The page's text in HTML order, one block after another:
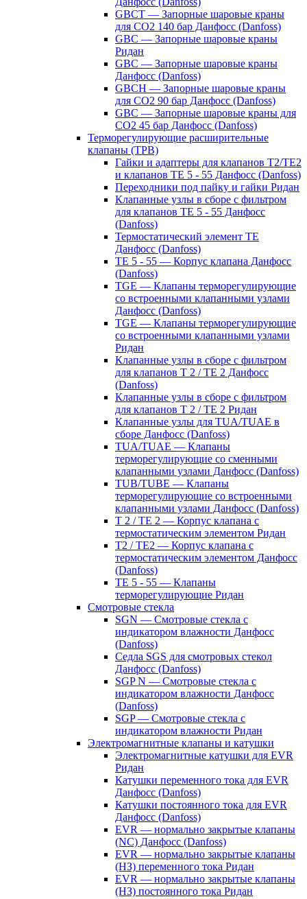
GBCT — Запорные шаровые краны
для CO2 140 бар Данфосс (Danfoss)
GBC — Запорные шаровые краны
Ридан
GBC — Запорные шаровые краны
Данфосс (Danfoss)
GBCH — Запорные шаровые краны
для CO2 90 бар Данфосс (Danfoss)
GBC — Запорные шаровые краны для
CO2 45 бар Данфосс (Danfoss)
Терморегулирующие расширительные
клапаны (ТРВ)
Гайки и адаптеры для клапанов T2/TE2
и клапанов TE 5 - 55 Данфосс (Danfoss)
Переходники под пайку и гайки Ридан
Клапанные узлы в сборе с фильтром
для клапанов TE 5 - 55 Данфосс
(Danfoss)
Термостатический элемент TE
Данфосс (Danfoss)
TE 5 - 55 — Корпус клапана Данфосс
(Danfoss)
TGE — Клапаны терморегулирующие
со встроенными клапанными узлами
Данфосс (Danfoss)
TGE — Клапаны терморегулирующие
со встроенными клапанными узлами
Ридан
Клапанные узлы в сборе с фильтром
для клапанов T 2 / TE 2 Данфосс
(Danfoss)
Клапанные узлы в сборе с фильтром
для клапанов T 2 / TE 2 Ридан
Клапанные узлы для TUA/TUAE в
сборе Данфосс (Danfoss)
TUA/TUAE — Клапаны
терморегулирующие со сменными
клапанными узлами Данфосс (Danfoss)
TUB/TUBE — Клапаны
терморегулирующие со встроенными
клапанными узлами Данфосс (Danfoss)
T 2 / TE 2 — Корпус клапана с
термостатическим элементом Ридан
T2 / TE2 — Корпус клапана с
термостатическим элементом Данфосс
(Danfoss)
TE 5 - 55 — Клапаны
терморегулирующие Ридан
Смотровые стекла
SGN — Смотровые стекла с
индикатором влажности Данфосс
(Danfoss)
Седла SGS для смотровых стекол
Данфосс (Danfoss)
SGP N — Смотровые стекла с
индикатором влажности Данфосс
(Danfoss)
SGP — Смотровые стекла с
индикатором влажности Ридан
Электромагнитные клапаны и катушки
Электромагнитные катушки для EVR
Ридан
Катушки переменного тока для EVR
Данфосс (Danfoss)
Катушки постоянного тока для EVR
Данфосс (Danfoss)
EVR — нормально закрытые клапаны
(NC) Данфосс (Danfoss)
EVR — нормально закрытые клапаны
(НЗ) переменного тока Ридан
EVR — нормально закрытые клапаны
(НЗ) постоянного тока Ридан